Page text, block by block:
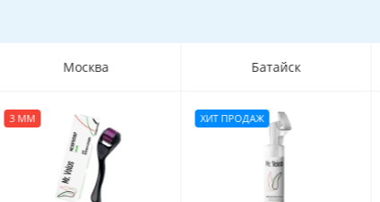
Батайск
ХИТ ПРОДАЖ
Батайск
ХИТ ПРОДАЖ